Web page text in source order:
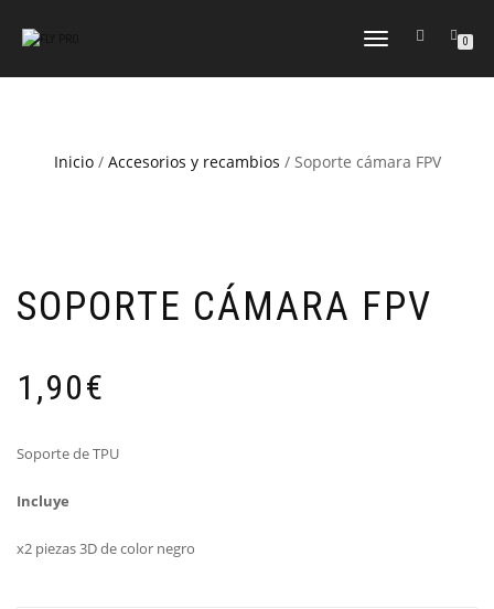
CAMBIAR
0
Inicio/ Accesorios y recambios / Soporte cámara FPV
SOPORTE CÁMARA FPV
1,90€
Soporte de TPU
Incluye
x2 piezas 3D de color negro